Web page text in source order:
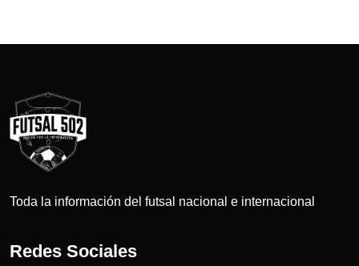
Toda la información del futsal nacional e internacional
Redes Sociales